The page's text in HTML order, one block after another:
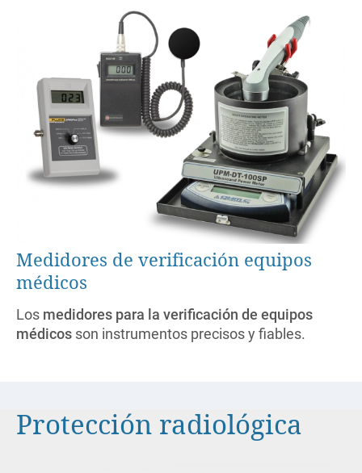
Medidores de verificación equipos
médicos
Los medidores para la verificación de equipos
médicos son instrumentos precisos y fiables.
Protección radiológica